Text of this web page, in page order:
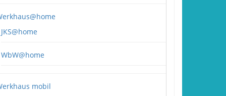
JKS@home
WbW@home
mobil